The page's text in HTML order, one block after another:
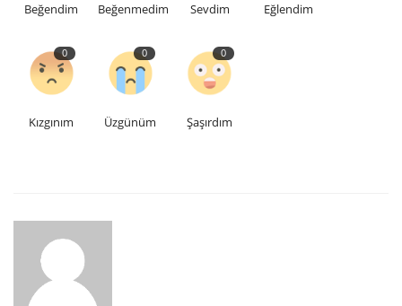
Beğendim Beğenmedim Sevdim Eğlendim
0
Kızgınım
0
Üzgünüm
0
Şaşırdım